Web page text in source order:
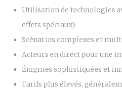
Utilisation de technologies
effets spéciaux)
Scénarios complexes et
Acteurs en direct pour une
Énigmes sophistiquées et
Tarifs plus élevés,